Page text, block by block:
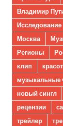
Владимир
Исследование
Москва
Регионы
клип
музыкальные
новый сингл
рецензии
трейлер